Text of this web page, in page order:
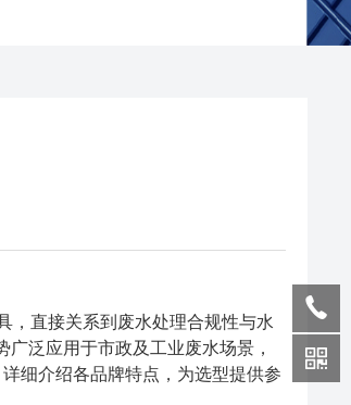
，直接关系到废水处理合规性与水
泛应用于市政及工业废水场景，
细介绍各品牌特点，为选型提供参